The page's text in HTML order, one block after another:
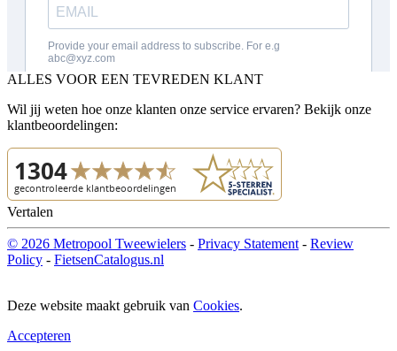
ALLES VOOR EEN TEVREDEN KLANT
Wil jij weten hoe onze klanten onze service ervaren? Bekijk onze
klantbeoordelingen:
Vertalen
© 2026 Metropool Tweewielers - Privacy Statement - Review
Policy - FietsenCatalogus.nl
Deze website maakt gebruik van Cookies.
Accepteren